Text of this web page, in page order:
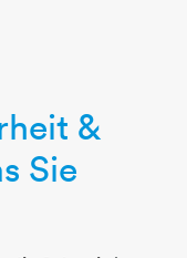
&
Sie